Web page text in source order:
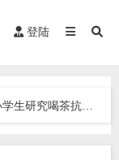
登陆
究喝茶抗癌获奖